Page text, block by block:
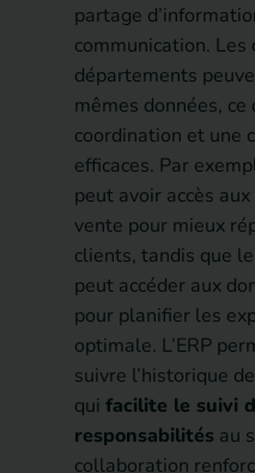
partage
communication. Les
départements
mêmes données,
coordination et une
efficaces. Par
peut avoir accès
vente pour mieux
clients, tandis que
peut accéder aux
pour planifier les
optimale. L’ERP
suivre l’historique
quifacilite le suivi
responsabilités au
collaboration